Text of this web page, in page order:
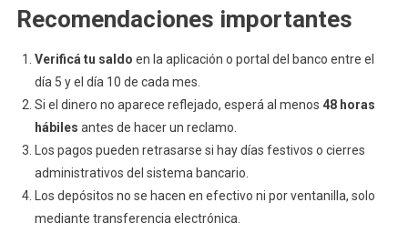
Recomendaciones importantes
Verificá tu saldo en la aplicación o portal del banco entre el
día 5 y el día 10 de cada mes.
Si el dinero no aparece reflejado, esperá al menos 48 horas
hábiles antes de hacer un reclamo.
Los pagos pueden retrasarse si hay días festivos o cierres
administrativos del sistema bancario.
Los depósitos no se hacen en efectivo ni por ventanilla, solo
mediante transferencia electrónica.